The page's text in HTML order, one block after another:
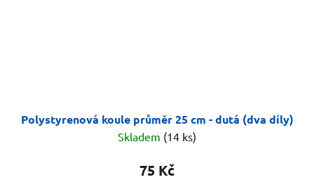
Polystyrenová koule průměr 25 cm - dutá (dva díly)
Skladem (14 ks)
75 Kč